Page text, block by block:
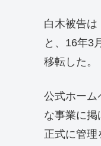
白木被告は
と、16年3
移転した。
公式ホーム
な事業に掲
正式に管理